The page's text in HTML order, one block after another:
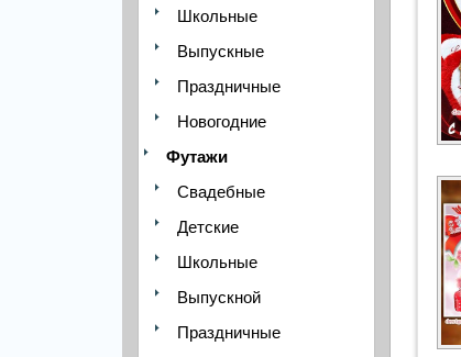
Школьные
Выпускные
Праздничные
Новогодние
Футажи
Свадебные
Детские
Школьные
Выпускной
Праздничные